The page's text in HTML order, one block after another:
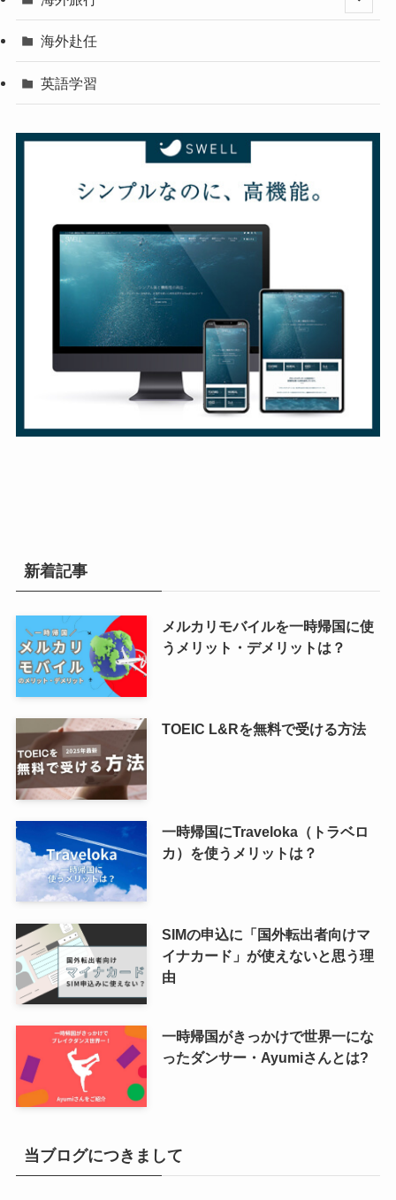
海外赴任
英語学習
新着記事
メルカリモバイルを一時帰国に使
うメリット・デメリットは？
TOEIC L&Rを無料で受ける方法
一時帰国にTraveloka（トラベロ
カ）を使うメリットは？
SIMの申込に「国外転出者向けマ
イナカード」が使えないと思う理
由
一時帰国がきっかけで世界一にな
ったダンサー・Ayumiさんとは?
当ブログにつきまして